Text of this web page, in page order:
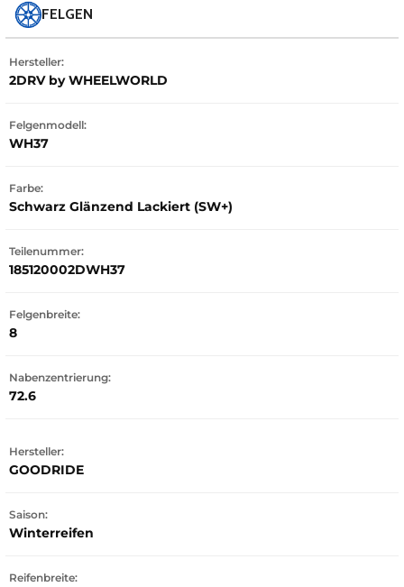
FELGEN
Hersteller:
2DRV by WHEELWORLD
Felgenmodell:
WH37
Farbe:
Schwarz Glänzend Lackiert (SW+)
Teilenummer:
185120002DWH37
Felgenbreite:
8
Nabenzentrierung:
72.6
Hersteller:
GOODRIDE
Saison:
Winterreifen
Reifenbreite: